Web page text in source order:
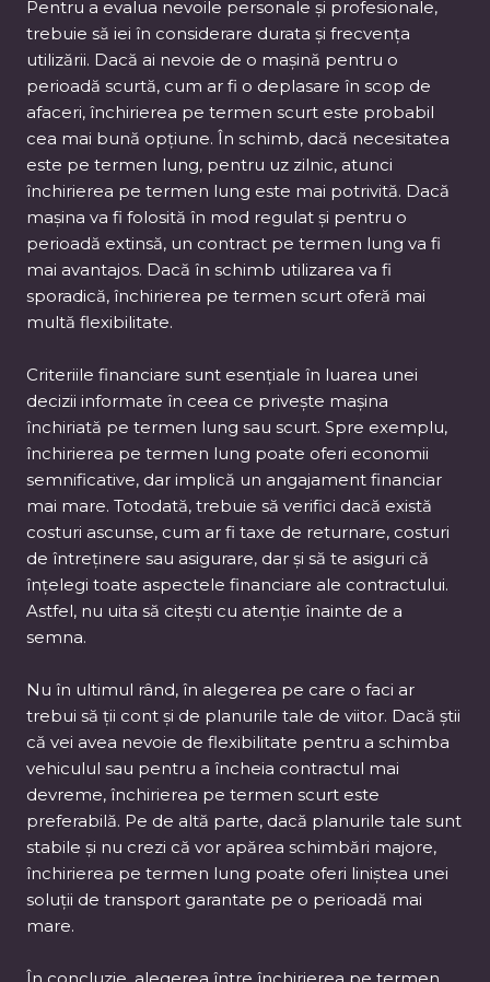
Pentru a evalua nevoile personale și profesionale,
trebuie să iei în considerare durata și frecvența
utilizării. Dacă ai nevoie de o mașină pentru o
perioadă scurtă, cum ar fi o deplasare în scop de
afaceri, închirierea pe termen scurt este probabil
cea mai bună opțiune. În schimb, dacă necesitatea
este pe termen lung, pentru uz zilnic, atunci
închirierea pe termen lung este mai potrivită. Dacă
mașina va fi folosită în mod regulat și pentru o
perioadă extinsă, un contract pe termen lung va fi
mai avantajos. Dacă în schimb utilizarea va fi
sporadică, închirierea pe termen scurt oferă mai
multă flexibilitate.
Criteriile financiare sunt esențiale în luarea unei
decizii informate în ceea ce privește mașina
închiriată pe termen lung sau scurt. Spre exemplu,
închirierea pe termen lung poate oferi economii
semnificative, dar implică un angajament financiar
mai mare. Totodată, trebuie să verifici dacă există
costuri ascunse, cum ar fi taxe de returnare, costuri
de întreținere sau asigurare, dar și să te asiguri că
înțelegi toate aspectele financiare ale contractului.
Astfel, nu uita să citești cu atenție înainte de a
semna.
Nu în ultimul rând, în alegerea pe care o faci ar
trebui să ții cont și de planurile tale de viitor. Dacă știi
că vei avea nevoie de flexibilitate pentru a schimba
vehiculul sau pentru a încheia contractul mai
devreme, închirierea pe termen scurt este
preferabilă. Pe de altă parte, dacă planurile tale sunt
stabile și nu crezi că vor apărea schimbări majore,
închirierea pe termen lung poate oferi liniștea unei
soluții de transport garantate pe o perioadă mai
mare.
În concluzie, alegerea între închirierea pe termen